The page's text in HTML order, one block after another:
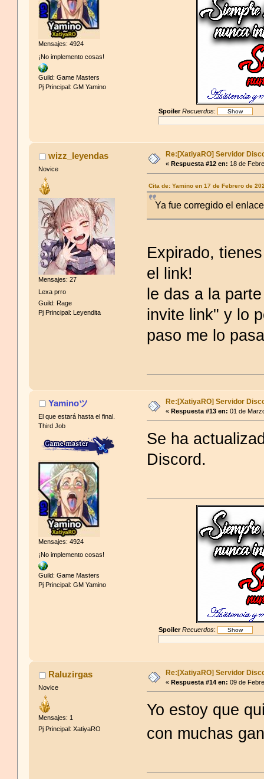
Mensajes: 4924
¡No implemento cosas!
Guild: Game Masters
Pj Principal: GM Yamino
Spoiler Recuerdos:
wizz_leyendas
Novice
Mensajes: 27
Lexa prro
Guild: Rage
Pj Principal: Leyendita
Re:[XatiyaRO] Servidor
« Respuesta #12 en: 18 de
Cita de: Yamino en 17 de Febrero de
Ya fue corregido el
Expirado,
el link!
le das a la
invite link" y lo
paso me lo
Yaminoツ
El que estará hasta el final.
Third Job
Mensajes: 4924
¡No implemento cosas!
Guild: Game Masters
Pj Principal: GM Yamino
Re:[XatiyaRO] Servidor
«Respuesta #13 en: 01 de
Se ha
Discord.
Spoiler Recuerdos:
Raluzirgas
Novice
Mensajes: 1
Pj Principal: XatiyaRO
Re:[XatiyaRO] Servidor
«Respuesta #14 en: 09 de
Yo estoy que
con muchas